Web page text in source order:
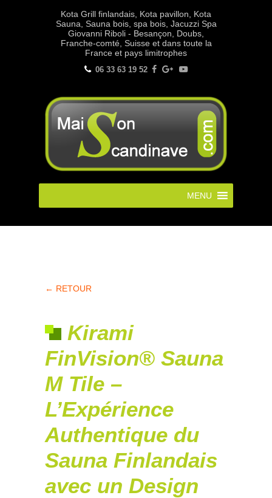
Kota Grill finlandais, Kota pavillon, Kota
Sauna, Sauna bois, spa bois, Jacuzzi Spa
Giovanni Riboli - Besançon, Doubs,
Franche-comté, Suisse et dans toute la
France et pays limitrophes
06 33 63 19 52
MENU
← RETOUR
Kirami
FinVision® Sauna
M Tile –
L’Expérience
Authentique du
Sauna Finlandais
avec un Design